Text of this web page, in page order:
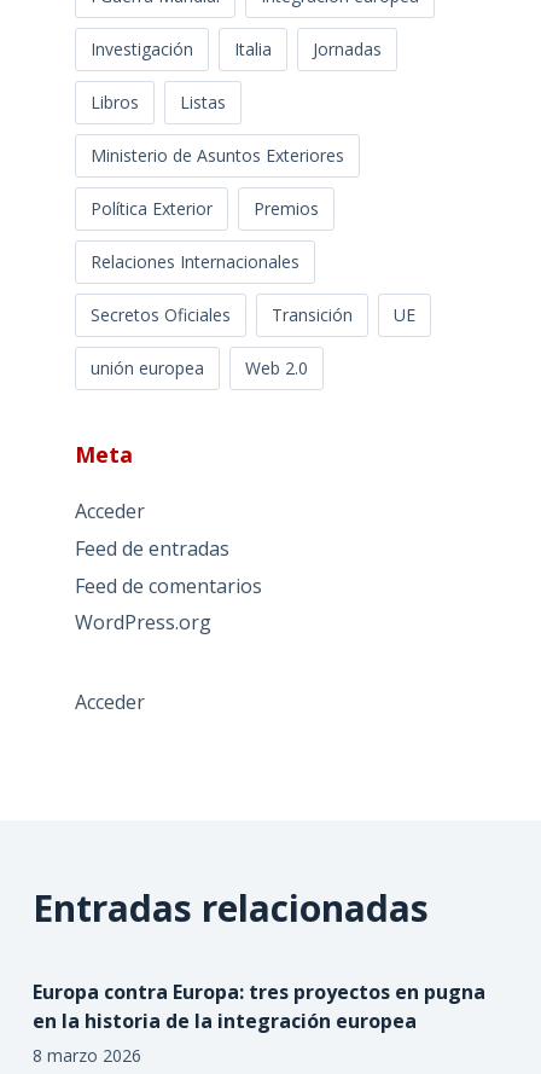
Investigación Italia Jornadas
Libros Listas
Ministerio de Asuntos Exteriores
Política Exterior Premios
Relaciones Internacionales
Secretos Oficiales Transición UE
unión europea Web 2.0
Meta
Acceder
Feed de entradas
Feed de comentarios
WordPress.org
Acceder
Entradas relacionadas
Europa contra Europa: tres proyectos en pugna
en la historia de la integración europea
8 marzo 2026